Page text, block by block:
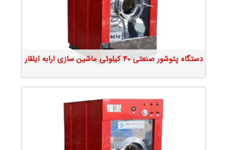
جزئیات محصول
دستگاه پتوشور صنعتی 40 کیلوئی ماشین سازی ارابه ایلقار